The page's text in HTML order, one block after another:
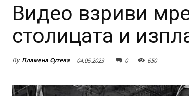
Видео взриви
столицата и
By Пламена Сутева 04.05.2023 0 650